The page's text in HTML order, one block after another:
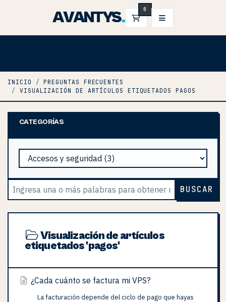
AVANTYS. 0
CARRO DE PEDIDOS
INICIO
PREGUNTAS FRECUENTES
VISUALIZACIÓN DE ARTÍCULOS ETIQUETADOS PAGOS
CATEGORÍAS
BUSCAR
Visualización de artículos
etiquetados 'pagos'
¿Cada cuánto se factura mi VPS?
La facturación depende del ciclo de pago que hayas